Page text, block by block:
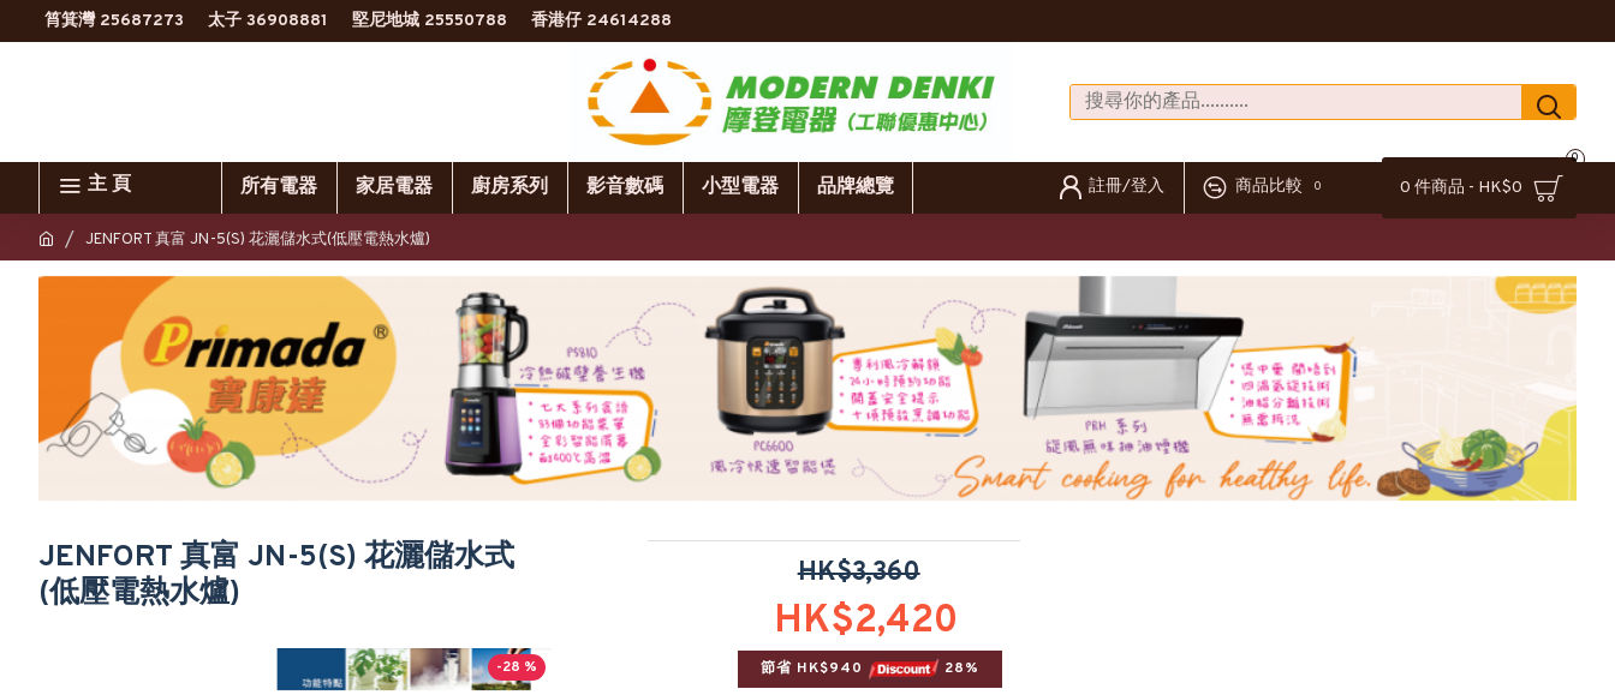
筲箕灣 25687273 太子 36908881 堅尼地城 25550788 香港仔 24614288
主 頁 所有電器 家居電器 廚房系列 影音數碼 小型電器 品牌總覽 註冊/登入 商品比較 0 0 件商品 - HK$0
0
JENFORT 真富 JN-5(S) 花灑儲水式(低壓電熱水爐)
JENFORT 真富 JN-5(S) 花灑儲水式
(低壓電熱水爐)
-28 %
HK$2,420
HK$3,360
節省 HK$940 28%